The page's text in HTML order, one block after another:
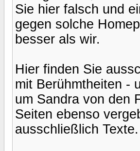
Sie hier falsch und
gegen solche
besser als wir.
Hier finden Sie
mit Berühmtheiten -
um Sandra von den
Seiten ebenso
ausschließlich Texte.